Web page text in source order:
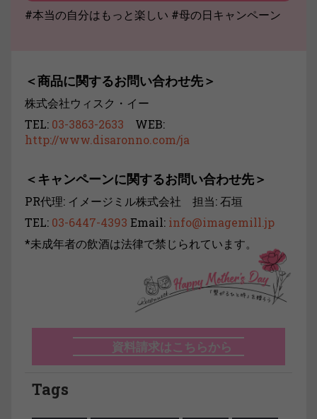
#本当の自分はもっと楽しい #母の日キャンペーン
＜商品に関するお問い合わせ先＞
株式会社ウィスク・イー
TEL: 03-3863-2633 WEB:
http://www.disaronno.com/ja
＜キャンペーンに関するお問い合わせ先＞
PR代理: イメージミル株式会社 担当: 石垣
TEL: 03-6447-4393 Email: info@imagemill.jp
*未成年者の飲酒は法律で禁じられています。
資料請求はこちらから
Tags